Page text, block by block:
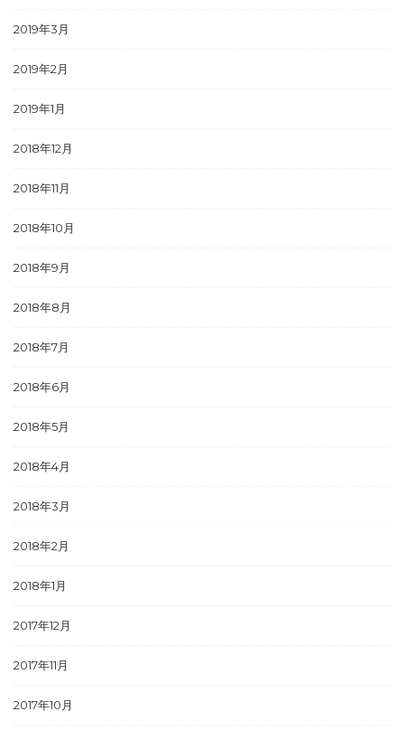
2019年3月
2019年2月
2019年1月
2018年12月
2018年11月
2018年10月
2018年9月
2018年8月
2018年7月
2018年6月
2018年5月
2018年4月
2018年3月
2018年2月
2018年1月
2017年12月
2017年11月
2017年10月